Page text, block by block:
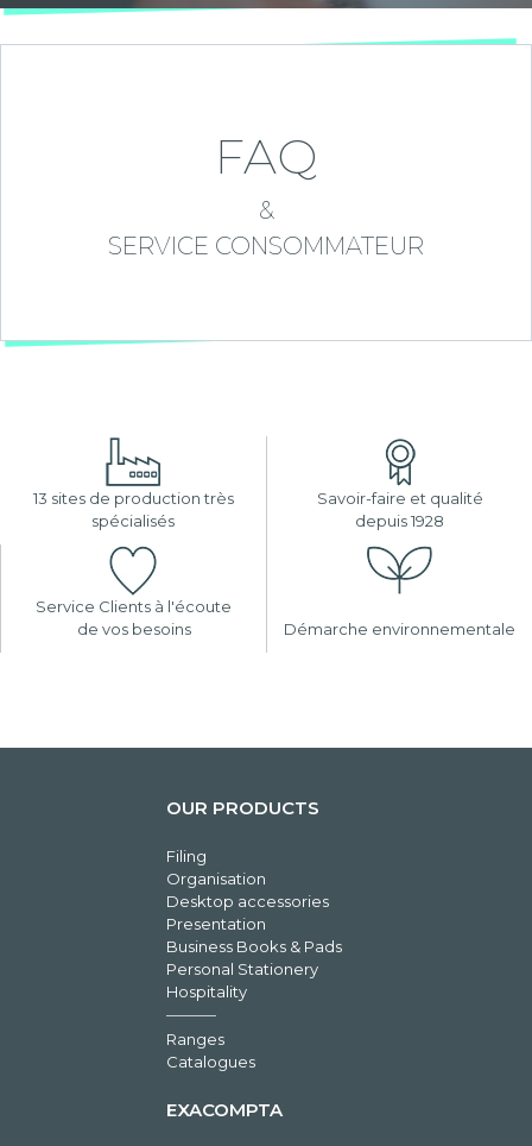
FAQ
&
SERVICE CONSOMMATEUR
13 sites de production très
spécialisés
Savoir-faire et qualité
depuis 1928
Service Clients à l'écoute
de vos besoins
Démarche environnementale
OUR PRODUCTS
Filing
Organisation
Desktop accessories
Presentation
Business Books & Pads
Personal Stationery
Hospitality
Ranges
Catalogues
EXACOMPTA